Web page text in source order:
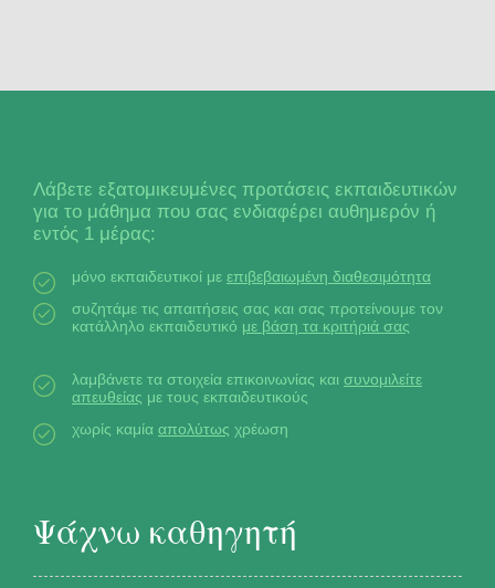
Λάβετε εξατομικευμένες προτάσεις εκπαιδευτικών
για το μάθημα που σας ενδιαφέρει αυθημερόν ή
εντός 1 μέρας:
μόνο εκπαιδευτικοί με επιβεβαιωμένη διαθεσιμότητα
συζητάμε τις απαιτήσεις σας και σας προτείνουμε τον
κατάλληλο εκπαιδευτικό με βάση τα κριτήριά σας
λαμβάνετε τα στοιχεία επικοινωνίας και συνομιλείτε
απευθείας με τους εκπαιδευτικούς
χωρίς καμία απολύτως χρέωση
Ψάχνω καθηγητή